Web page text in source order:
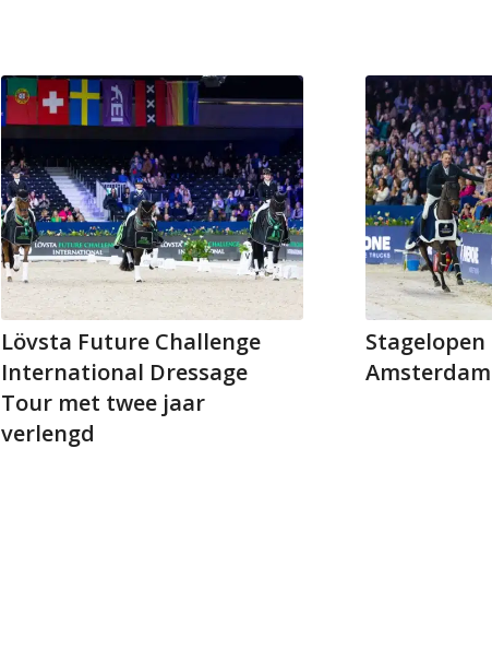
Lövsta Future Challenge
International Dressage
Tour met twee jaar
verlengd
Amsterdam